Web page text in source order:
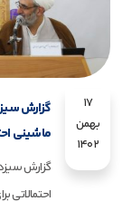
17
بهمن
1402
گزارش
ماشینی
گزارش
احتمالاتی